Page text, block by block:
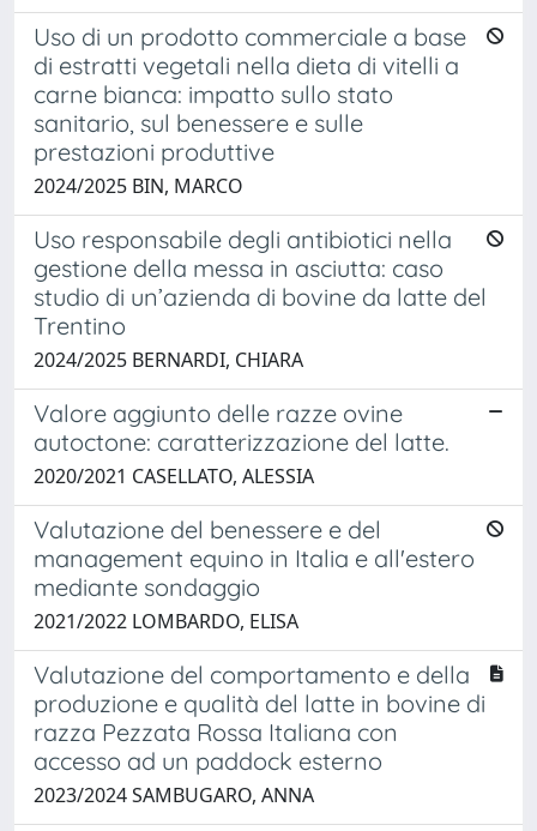
Uso di un prodotto commerciale a base
di estratti vegetali nella dieta di vitelli a
carne bianca: impatto sullo stato
sanitario, sul benessere e sulle
prestazioni produttive
2024/2025 BIN, MARCO
Uso responsabile degli antibiotici nella
gestione della messa in asciutta: caso
studio di un’azienda di bovine da latte del
Trentino
2024/2025 BERNARDI, CHIARA
Valore aggiunto delle razze ovine
autoctone: caratterizzazione del latte.
2020/2021 CASELLATO, ALESSIA
Valutazione del benessere e del
management equino in Italia e all'estero
mediante sondaggio
2021/2022 LOMBARDO, ELISA
Valutazione del comportamento e della
produzione e qualità del latte in bovine di
razza Pezzata Rossa Italiana con
accesso ad un paddock esterno
2023/2024 SAMBUGARO, ANNA